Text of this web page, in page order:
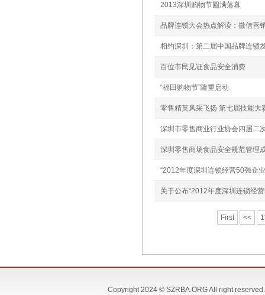
2013深圳购物节圆满落幕
品牌连锁大会热点解读：微信营
相约深圳：第二届中国品牌连锁
百位市民见证食品安全消费
“福田购物节”隆重启动
零售精英风采飞扬 第七届技能大
深圳市零售商业行业协会四届二
深圳零售商场食品安全规范管理
“2012年度深圳连锁经营50强企
关于公布“2012年度深圳连锁经
First <<
Copyright 2024 © SZRBA.ORG All right